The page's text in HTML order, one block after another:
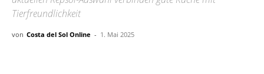
Tierfreundlichkeit
von Costa del Sol Online - 1. Mai 2025